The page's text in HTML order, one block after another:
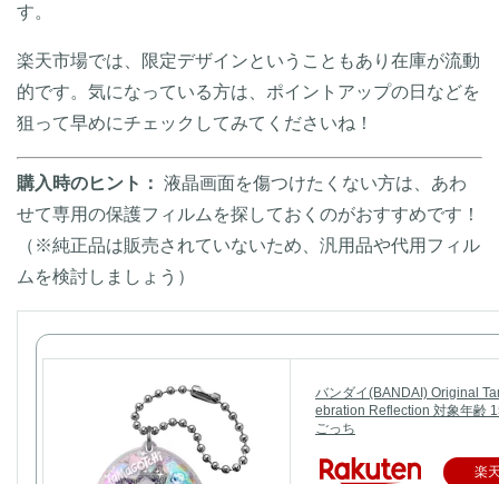
す。
楽天市場では、限定デザインということもあり在庫が流動
的です。気になっている方は、ポイントアップの日などを
狙って早めにチェックしてみてくださいね！
購入時のヒント： 液晶画面を傷つけたくない方は、あわ
せて専用の保護フィルムを探しておくのがおすすめです！
（※純正品は販売されていないため、汎用品や代用フィル
ムを検討しましょう）
バンダイ(BANDAI) Original
ebration Reflection 対象年齢
ごっち
楽